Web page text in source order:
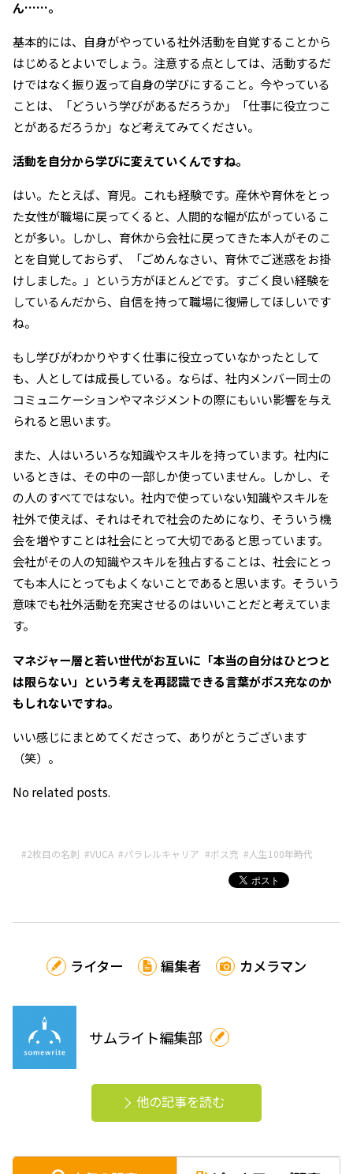
ん……。
基本的には、自身がやっている社外活動を自覚することから
はじめるとよいでしょう。注意する点としては、活動するだ
けではなく振り返って自身の学びにすること。今やっている
ことは、「どういう学びがあるだろうか」「仕事に役立つこ
とがあるだろうか」など考えてみてください。
――活動を自分から学びに変えていくんですね。
はい。たとえば、育児。これも経験です。産休や育休をとっ
た女性が職場に戻ってくると、人間的な幅が広がっているこ
とが多い。しかし、育休から会社に戻ってきた本人がそのこ
とを自覚しておらず、「ごめんなさい、育休でご迷惑をお掛
けしました。」という方がほとんどです。すごく良い経験を
しているんだから、自信を持って職場に復帰してほしいです
ね。
もし学びがわかりやすく仕事に役立っていなかったとして
も、人としては成長している。ならば、社内メンバー同士の
コミュニケーションやマネジメントの際にもいい影響を与え
られると思います。
また、人はいろいろな知識やスキルを持っています。社内に
いるときは、その中の一部しか使っていません。しかし、そ
の人のすべてではない。社内で使っていない知識やスキルを
社外で使えば、それはそれで社会のためになり、そういう機
会を増やすことは社会にとって大切であると思っています。
会社がその人の知識やスキルを独占することは、社会にとっ
ても本人にとってもよくないことであると思います。そういう
意味でも社外活動を充実させるのはいいことだと考えていま
す。
――マネジャー層と若い世代がお互いに「本当の自分はひとつと
は限らない」という考えを再認識できる言葉がボス充なのか
もしれないですね。
いい感じにまとめてくださって、ありがとうございます
（笑）。
No related posts.
#2枚目の名刺 #VUCA #パラレルキャリア #ボス充 #人生100年時代
ライター 編集者 カメラマン
サムライト編集部
他の記事を読む